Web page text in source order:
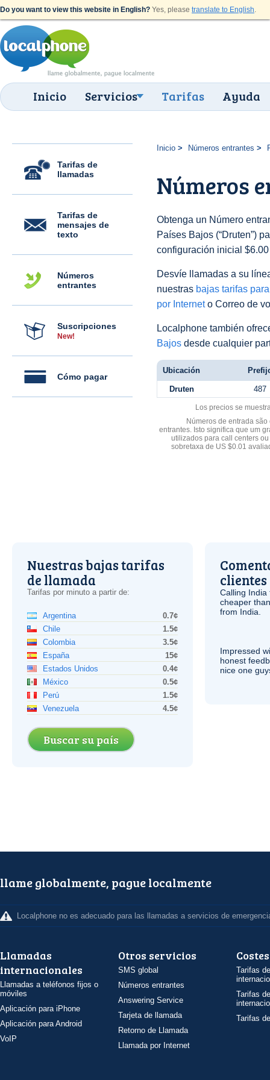
Do you want to view this website in English? Yes, please translate to English.
Inicio Servicios Tarifas Ayuda
Tarifas de
llamadas
Tarifas de
mensajes de
texto
Números
entrantes
Suscripciones
New!
Cómo pagar
Inicio Números entrantes
Números
Obtenga un Número
Países Bajos (“Druten”)
configuración inicial
Desvíe llamadas a su
nuestras bajas tarifas
por Interneto Correo de
Localphone también
Bajos desde cualquier
Ubicación
Druten 487
Los precios se
Números de entrada
entrantes. Isto significa que um
utilizados para call centers
sobretaxa de US $0.01
Nuestras bajas tarifas
de llamada
Tarifas por minuto a partir de:
Argentina
0.7¢
Chile
1.5¢
Colombia
3.5¢
España
15¢
Estados Unidos
0.4¢
México
0.5¢
Perú
1.5¢
Venezuela
4.5¢
Buscar su país
clientes
Calling
cheaper
from India.
Impressed
honest
nice one
llame globalmente, pague localmente
Localphone no es adecuado para las llamadas a servicios de
Llamadas
internacionales
Llamadas a teléfonos fijos o
móviles
Aplicación para iPhone
Aplicación para Android
VoIP
Otros servicios
SMS global
Números entrantes
Answering Service
Tarjeta de llamada
Retorno de Llamada
Llamada por Internet
Costes
Tarifas
Tarifas
Tarifas